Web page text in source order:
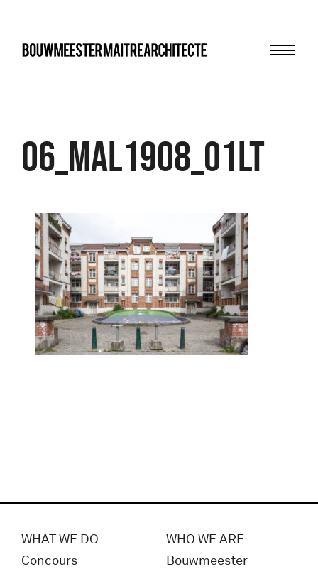
06_MAL1908_01LT
WHAT WE DO
Concours
WHO WE ARE
Bouwmeester